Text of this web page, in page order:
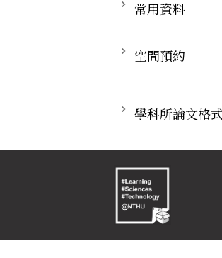
常用資料
空間預約
學科所論文格